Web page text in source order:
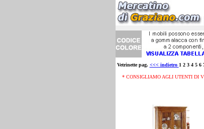
Vetrinette pag. <<< indietro 1 2 3 4 5 6
* CONSIGLIAMO AGLI UTENTI DI